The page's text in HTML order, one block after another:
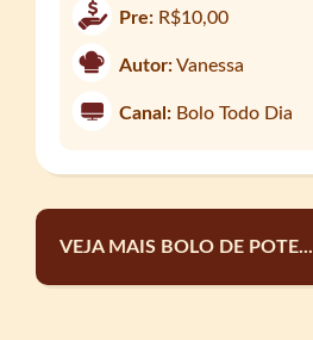
Pre: R$10,00
Autor:Vanessa
Canal: Bolo Todo Dia
VEJA MAIS BOLO DE POTE...